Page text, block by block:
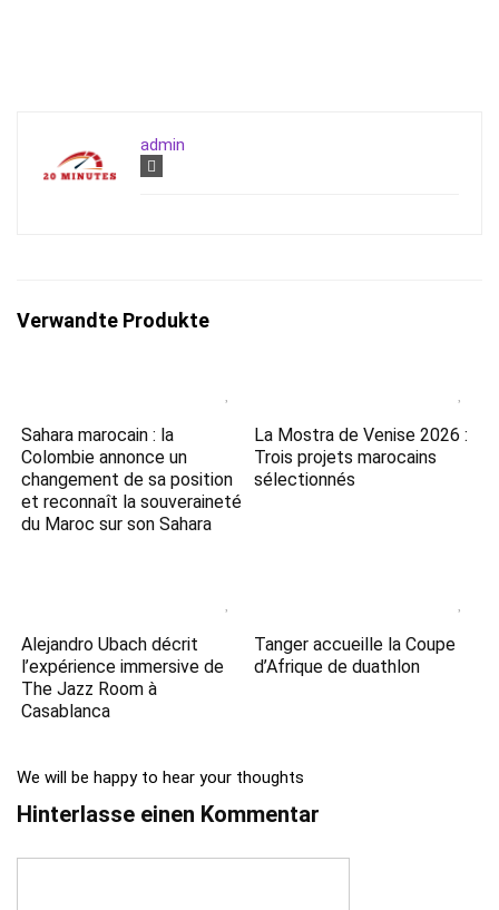
admin
Verwandte Produkte
Sahara marocain : la
Colombie annonce un
changement de sa position
et reconnaît la souveraineté
du Maroc sur son Sahara
La Mostra de Venise 2026 :
Trois projets marocains
sélectionnés
Alejandro Ubach décrit
l’expérience immersive de
The Jazz Room à
Casablanca
Tanger accueille la Coupe
d’Afrique de duathlon
We will be happy to hear your thoughts
Hinterlasse einen Kommentar